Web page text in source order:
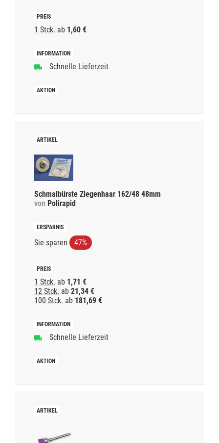
1 Stck. ab 1,60 €
Schnelle Lieferzeit
Schmalbürste Ziegenhaar 162/48 48mm
von Polirapid
Sie sparen 47%
1 Stck. ab 1,71 €
12 Stck. ab 21,34 €
100 Stck. ab 181,69 €
Schnelle Lieferzeit